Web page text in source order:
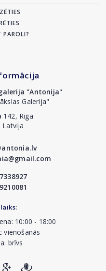
PAROLI?
"Antonija"
Galerija"
142, Rīga
Latvija
10:00 - 18:00
vienošanās
brīvs